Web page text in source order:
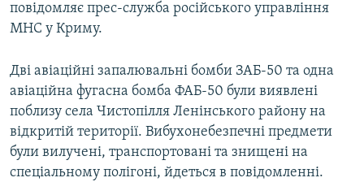
Усі сайти RFE/RL
повідомляє прес-служба російського управління
МНС у Криму.
Дві авіаційні запалювальні бомби ЗАБ-50 та одна
авіаційна фугасна бомба ФАБ-50 були виявлені
поблизу села Чистопілля Ленінського району на
відкритій території. Вибухонебезпечні предмети
були вилучені, транспортовані та знищені на
спеціальному полігоні, йдеться в повідомленні.